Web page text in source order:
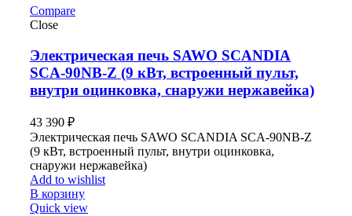
Compare
Close
Электрическая печь SAWO SCANDIA
SCA-90NB-Z (9 кВт, встроенный пульт,
внутри оцинковка, снаружи нержавейка)
43 390 ₽
Электрическая печь SAWO SCANDIA SCA-90NB-Z
(9 кВт, встроенный пульт, внутри оцинковка,
снаружи нержавейка)
Add to wishlist
В корзину
Quick view